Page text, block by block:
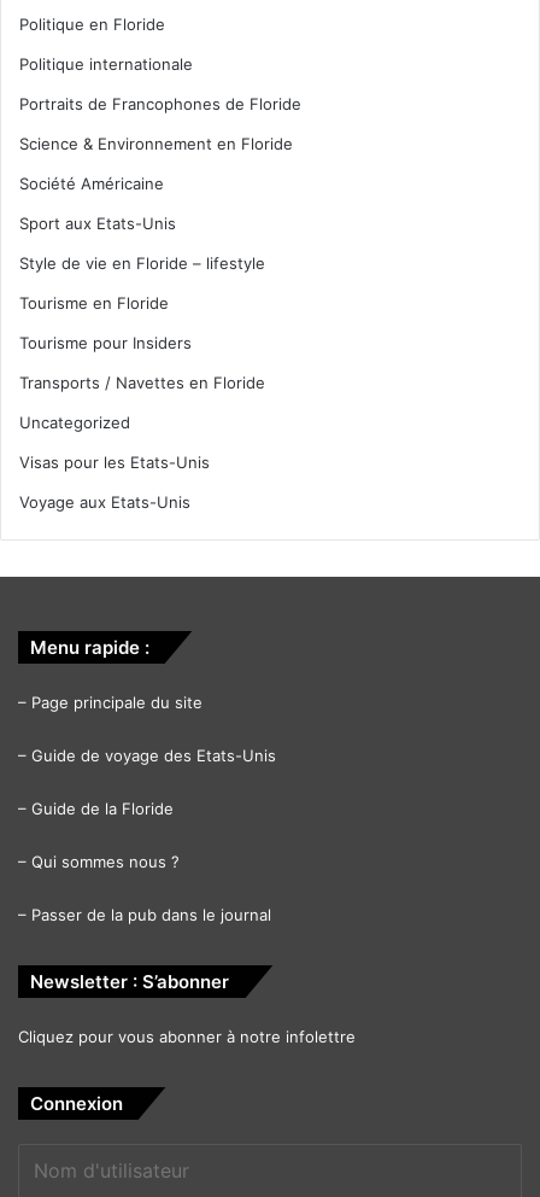
Politique en Floride
Politique internationale
Portraits de Francophones de Floride
Science & Environnement en Floride
Société Américaine
Sport aux Etats-Unis
Style de vie en Floride – lifestyle
Tourisme en Floride
Tourisme pour Insiders
Transports / Navettes en Floride
Uncategorized
Visas pour les Etats-Unis
Voyage aux Etats-Unis
Menu rapide :
– Page principale du site
– Guide de voyage des Etats-Unis
– Guide de la Floride
– Qui sommes nous ?
– Passer de la pub dans le journal
Newsletter : S’abonner
Cliquez pour vous abonner à notre infolettre
Connexion